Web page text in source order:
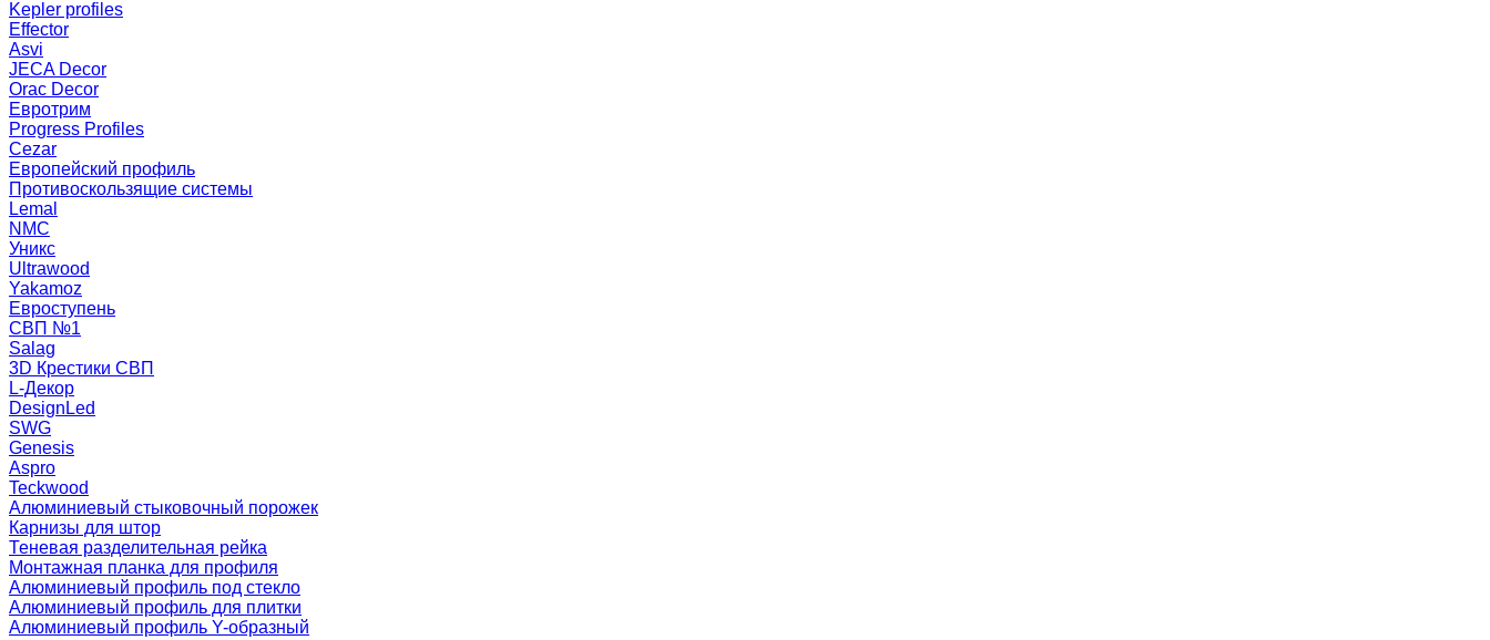
Kepler profiles
Effector
Asvi
JECA Decor
Orac Decor
Евротрим
Progress Profiles
Cezar
Европейский профиль
Противоскользящие системы
Lemal
NMC
Уникс
Ultrawood
Yakamoz
Евроступень
СВП №1
Salag
3D Крестики СВП
L-Декор
DesignLed
SWG
Genesis
Aspro
Teckwood
Алюминиевый стыковочный порожек
Карнизы для штор
Теневая разделительная рейка
Монтажная планка для профиля
Алюминиевый профиль под стекло
Алюминиевый профиль для плитки
Алюминиевый профиль Y-образный